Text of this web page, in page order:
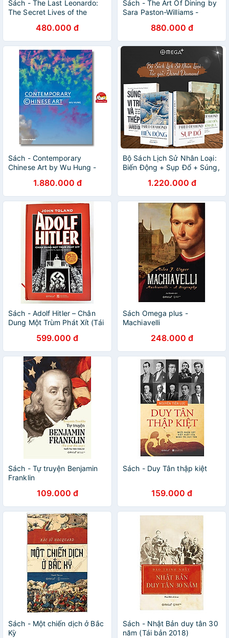
Sách - The Last Leonardo:
The Secret Lives of the
Painting by Ben Lewis -
Nonfiction/ Art/ History in
English
480.000 đ
Sách - The Art Of Dining by
Sara Paston-Williams -
880.000 đ
Sách - Contemporary
Chinese Art by Wu Hung -
1.880.000 đ
Bộ Sách Lịch Sử Nhân Loại:
Biến Động + Sụp Đổ + Súng,
Cho Đến Ngày Hôm Qua
(Jared Diamond)
1.220.000 đ
Sách - Adolf Hitler – Chân
Dung Một Trùm Phát Xít (Tái
599.000 đ
Sách Omega plus -
Machiavelli
248.000 đ
Sách - Tự truyện Benjamin
Franklin
109.000 đ
Sách - Duy Tân thập kiệt
159.000 đ
Sách - Một chiến dịch ở Bắc
Kỳ
Sách - Nhật Bản duy tân 30
năm (Tái bản 2018)